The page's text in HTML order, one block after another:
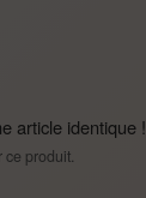
article identique !
ce produit.